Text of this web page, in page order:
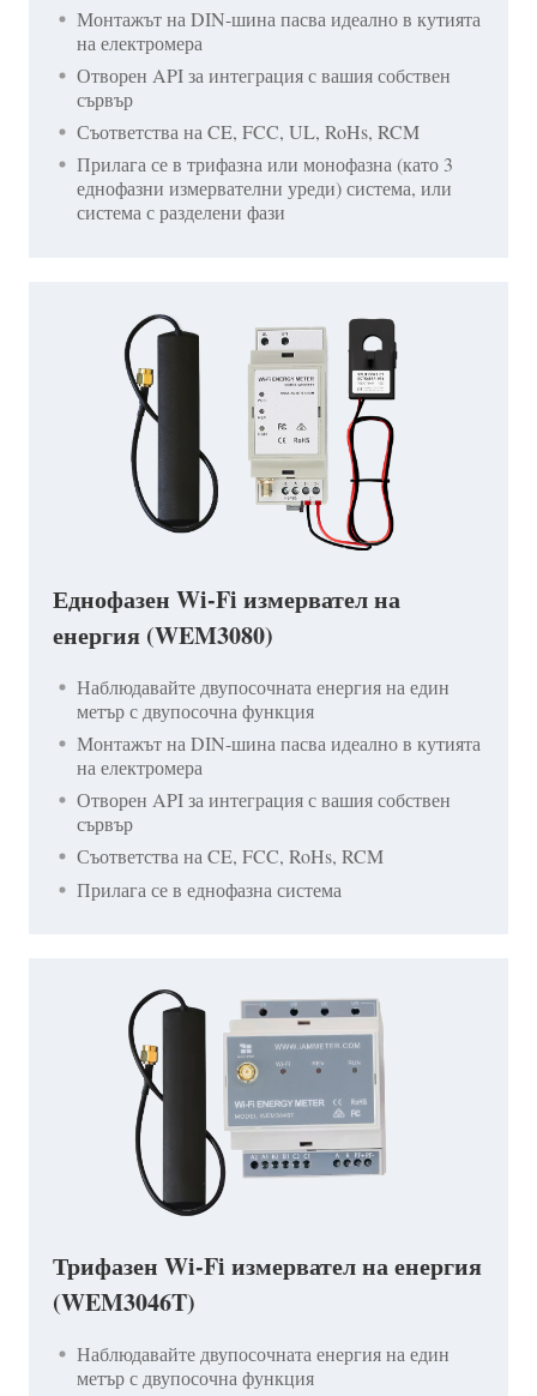
Монтажът на DIN-шина пасва идеално в кутията
на електромера
Отворен API за интеграция с вашия собствен
сървър
Съответства на CE, FCC, UL, RoHs, RCM
Прилага се в трифазна или монофазна (като 3
еднофазни измервателни уреди) система, или
система с разделени фази
Еднофазен Wi-Fi измервател на
енергия (WEM3080)
Наблюдавайте двупосочната енергия на един
метър с двупосочна функция
Монтажът на DIN-шина пасва идеално в кутията
на електромера
Отворен API за интеграция с вашия собствен
сървър
Съответства на CE, FCC, RoHs, RCM
Прилага се в еднофазна система
Трифазен Wi-Fi измервател на енергия
(WEM3046T)
Наблюдавайте двупосочната енергия на един
метър с двупосочна функция